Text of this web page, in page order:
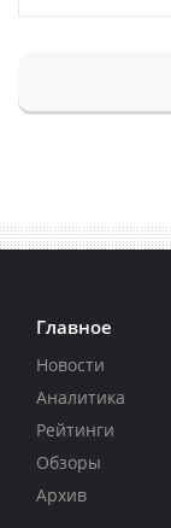
Главное
Новости
Аналитика
Рейтинги
Обзоры
Архив